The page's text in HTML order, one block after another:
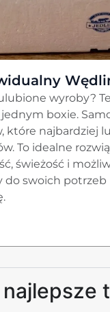
wyroby?
boxie.
które najbardziej
To idealne
świeżość i
do swoich potrzeb